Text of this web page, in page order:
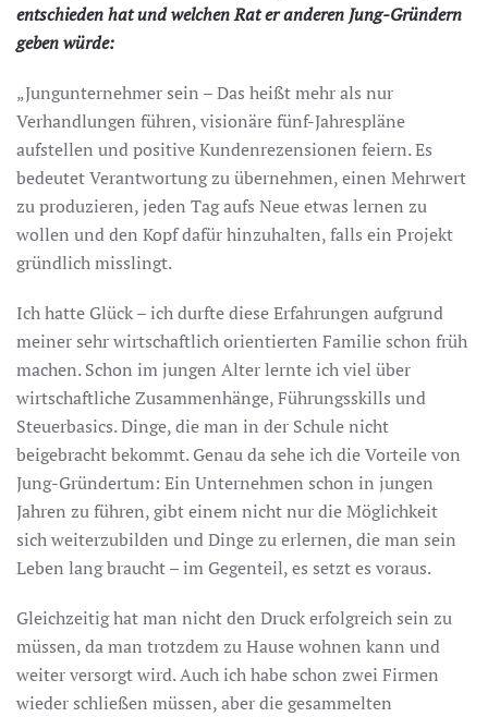
entschieden hat und welchen Rat er anderen Jung-Gründern
geben würde:
„Jungunternehmer sein – Das heißt mehr als nur
Verhandlungen führen, visionäre fünf-Jahrespläne
aufstellen und positive Kundenrezensionen feiern. Es
bedeutet Verantwortung zu übernehmen, einen Mehrwert
zu produzieren, jeden Tag aufs Neue etwas lernen zu
wollen und den Kopf dafür hinzuhalten, falls ein Projekt
gründlich misslingt.
Ich hatte Glück – ich durfte diese Erfahrungen aufgrund
meiner sehr wirtschaftlich orientierten Familie schon früh
machen. Schon im jungen Alter lernte ich viel über
wirtschaftliche Zusammenhänge, Führungsskills und
Steuerbasics. Dinge, die man in der Schule nicht
beigebracht bekommt. Genau da sehe ich die Vorteile von
Jung-Gründertum: Ein Unternehmen schon in jungen
Jahren zu führen, gibt einem nicht nur die Möglichkeit
sich weiterzubilden und Dinge zu erlernen, die man sein
Leben lang braucht – im Gegenteil, es setzt es voraus.
Gleichzeitig hat man nicht den Druck erfolgreich sein zu
müssen, da man trotzdem zu Hause wohnen kann und
weiter versorgt wird. Auch ich habe schon zwei Firmen
wieder schließen müssen, aber die gesammelten